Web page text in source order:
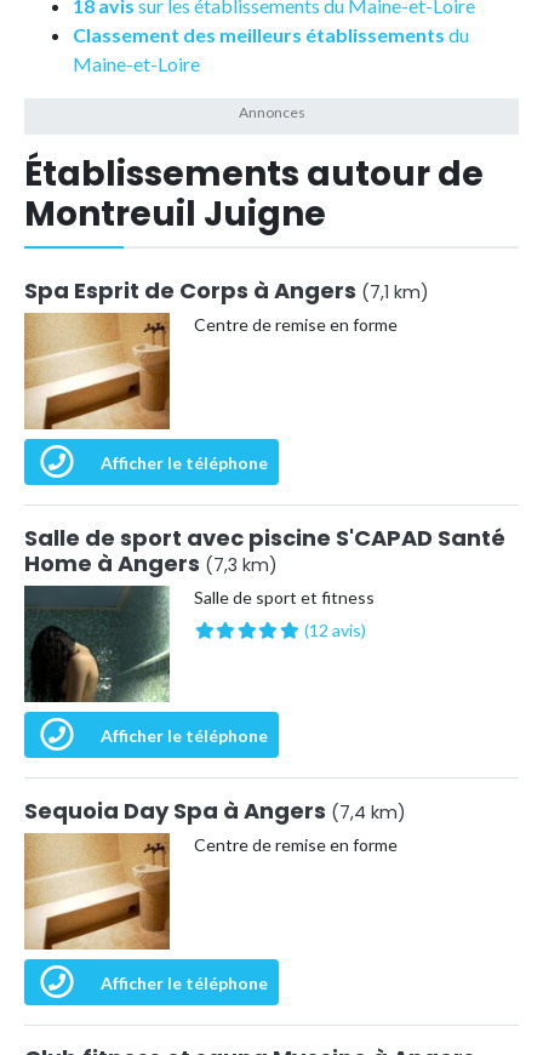
18 avis sur les établissements du Maine-et-Loire
Classement des meilleurs établissements du
Maine-et-Loire
Établissements autour de
Montreuil Juigne
Spa Esprit de Corps à Angers (7,1 km)
Centre de remise en forme
Afficher le téléphone
Salle de sport avec piscine S'CAPAD Santé
Home à Angers (7,3 km)
Salle de sport et fitness
(12 avis)
Afficher le téléphone
Sequoia Day Spa à Angers (7,4 km)
Centre de remise en forme
Afficher le téléphone